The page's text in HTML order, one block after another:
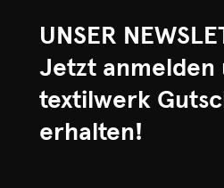
UNSER
Jetzt anmelden
textilwerk
erhalten!